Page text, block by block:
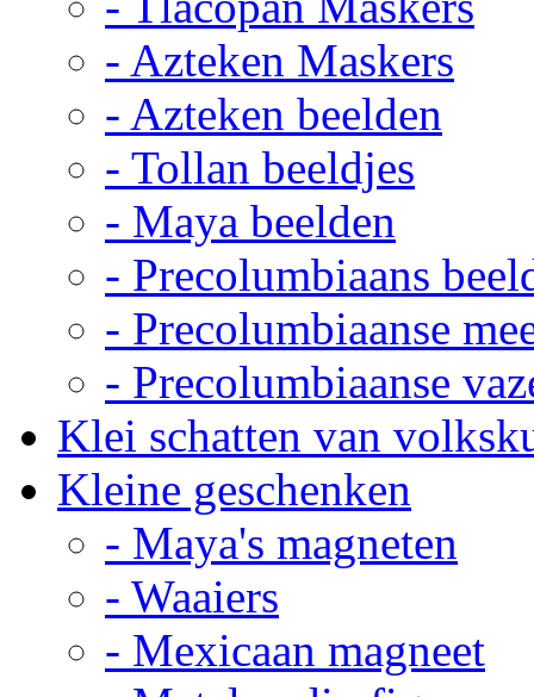
- Azteken Maskers
- Azteken beelden
- Tollan beeldjes
- Maya beelden
- Precolumbiaans
- Precolumbiaanse
- Precolumbiaanse
Klei schatten van
Kleine geschenken
- Maya's magneten
- Waaiers
- Mexicaan magneet